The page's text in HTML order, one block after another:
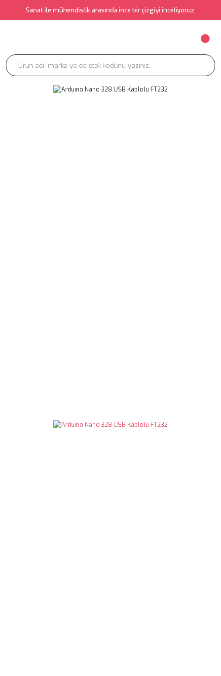
Sanat ile mühendislik arasında ince bir çizgiyi inceliyoruz.